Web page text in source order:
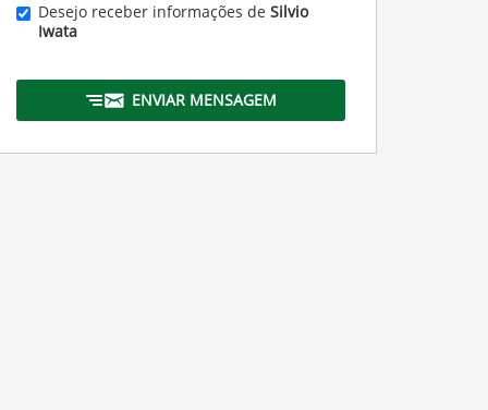
Desejo receber informações de Silvio
Iwata
ENVIAR MENSAGEM